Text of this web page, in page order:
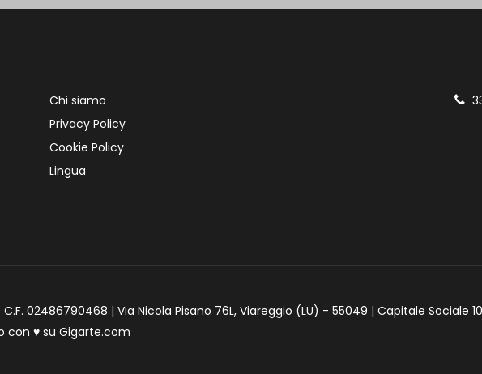
Chi siamo
Privacy Policy
Cookie Policy
Lingua
02486790468 | Via Nicola Pisano 76L, Viareggio (LU) - 55049 | Capitale Sociale
con ♥ su Gigarte.com